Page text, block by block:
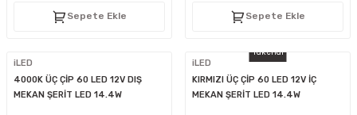
Sepete Ekle Sepete Ekle
iLED
4000K ÜÇ ÇİP 60 LED 12V DIŞ
MEKAN ŞERİT LED 14.4W
Tükendi
iLED
KIRMIZI ÜÇ ÇİP 60 LED 12V İÇ
MEKAN ŞERİT LED 14.4W